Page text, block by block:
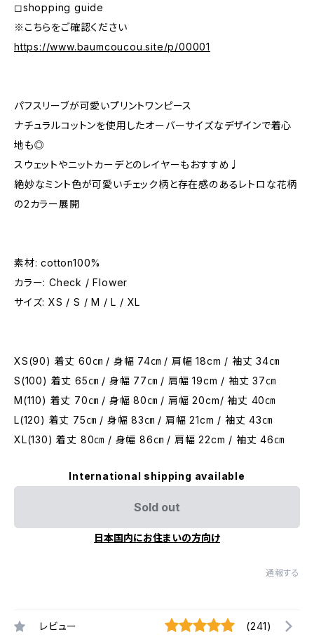
◻︎shopping guide
※こちらをご確認ください
https://www.baumcoucou.site/p/00001
パフスリーブが可愛いプリントワンピース
ナチュラルコットンを使用したオーバーサイズなデザインで着心
地も◎
スウェットやニットカーデとのレイヤーもおすすめ♩
絶妙なミント色が可愛いチェック柄と存在感のあるレトロな花柄
の2カラー展開
素材: cotton100%
カラー: Check / Flower
サイズ: XS / S / M / L / XL
XS(90) 着丈 60㎝ / 身幅 74㎝ / 肩幅 18cm / 袖丈 34㎝
S(100) 着丈 65㎝ / 身幅 77㎝ / 肩幅 19cm / 袖丈 37㎝
M(110) 着丈 70㎝ / 身幅 80㎝ / 肩幅 20cm/ 袖丈 40㎝
L(120) 着丈 75㎝ / 身幅 83㎝ / 肩幅 21cm / 袖丈 43㎝
XL(130) 着丈 80㎝ / 身幅 86㎝ / 肩幅 22cm / 袖丈 46㎝
International shipping available
Sold out
日本国内にお住まいの方向け
通報する
レビュー (241)